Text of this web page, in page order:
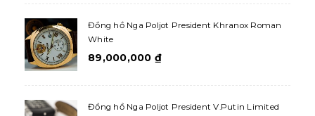
Đồng hồ Nga Poljot President Khranox Roman
White
89,000,000 ₫
Đồng hồ Nga Poljot President V.Putin Limited